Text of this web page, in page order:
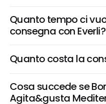
Quanto tempo ci
consegna con Everli?
Quanto costa la
Cosa succede se
Agita&gusta